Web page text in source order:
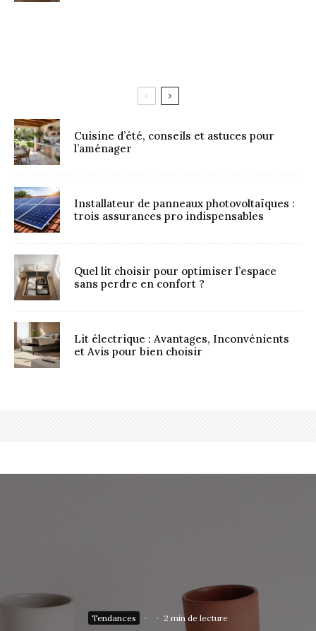
Cuisine d’été, conseils et astuces pour
l’aménager
Installateur de panneaux photovoltaïques :
trois assurances pro indispensables
Quel lit choisir pour optimiser l’espace
sans perdre en confort ?
Lit électrique : Avantages, Inconvénients
et Avis pour bien choisir
Tendances · · 2 min de lecture